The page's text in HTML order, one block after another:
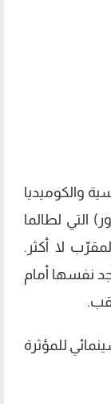
والكوميديا
التي لطالما
لا أكثر.
نفسها أمام
للمؤثرة